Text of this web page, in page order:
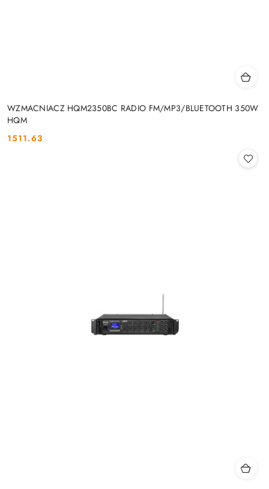
WZMACNIACZ HQM2350BC RADIO FM/MP3/BLUETOOTH 350W
HQM
Cena:
1511.63